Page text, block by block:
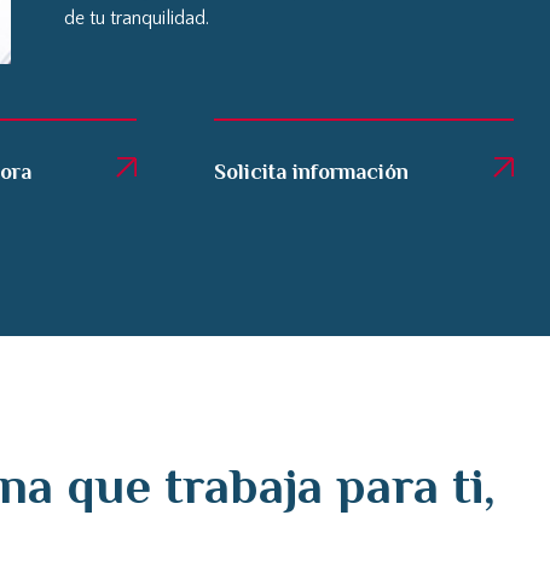
de tu tranquilidad.
Solicita información
que trabaja para ti,